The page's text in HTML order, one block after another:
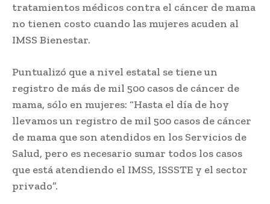
tratamientos médicos contra el cáncer de mama
no tienen costo cuando las mujeres acuden al
IMSS Bienestar.
Puntualizó que a nivel estatal se tiene un
registro de más de mil 500 casos de cáncer de
mama, sólo en mujeres: “Hasta el día de hoy
llevamos un registro de mil 500 casos de cáncer
de mama que son atendidos en los Servicios de
Salud, pero es necesario sumar todos los casos
que está atendiendo el IMSS, ISSSTE y el sector
privado”.